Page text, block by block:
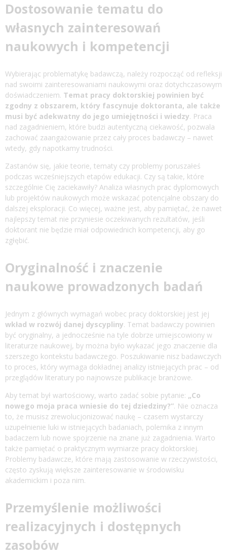
Dostosowanie tematu do
własnych zainteresowań
naukowych i kompetencji
Wybierając problematykę badawczą, należy rozpocząć od refleksji
nad swoimi zainteresowaniami naukowymi oraz dotychczasowym
doświadczeniem. Temat pracy doktorskiej powinien być
zgodny z obszarem, który fascynuje doktoranta, ale także
musi być adekwatny do jego umiejętności i wiedzy. Praca
nad zagadnieniem, które budzi autentyczną ciekawość, pozwala
zachować zaangażowanie przez cały proces badawczy – nawet
wtedy, gdy napotkamy trudności.
Zastanów się, jakie teorie, tematy czy problemy poruszałeś
podczas wcześniejszych etapów edukacji. Czy są takie, które
szczególnie Cię zaciekawiły? Analiza własnych prac dyplomowych
lub projektów naukowych może wskazać potencjalne obszary do
dalszej eksploracji. Co więcej, ważne jest, aby pamiętać, że nawet
najlepszy temat nie przyniesie oczekiwanych rezultatów, jeśli
doktorant nie będzie miał odpowiednich kompetencji, aby go
zgłębić.
Oryginalność i znaczenie
naukowe prowadzonych badań
Jednym z głównych wymagań wobec pracy doktorskiej jest jej
wkład w rozwój danej dyscypliny. Temat badawczy powinien
być oryginalny, a jednocześnie na tyle dobrze umiejscowiony w
literaturze naukowej, by można było wykazać jego znaczenie dla
szerszego kontekstu badawczego. Poszukiwanie nisz badawczych
to proces, który wymaga dokładnej analizy istniejących prac – od
przeglądów literatury po najnowsze publikacje branżowe.
Aby temat był wartościowy, warto zadać sobie pytanie: „Co
nowego moja praca wniesie do tej dziedziny?”. Nie oznacza
to, że musisz zrewolucjonizować naukę – czasem wystarczy
uzupełnienie luki w istniejących badaniach, polemika z innym
badaczem lub nowe spojrzenie na znane już zagadnienia. Warto
także pamiętać o praktycznym wymiarze pracy doktorskiej.
Problemy badawcze, które mają zastosowanie w rzeczywistości,
często zyskują większe zainteresowanie w środowisku
akademickim i poza nim.
Przemyślenie możliwości
realizacyjnych i dostępnych
zasobów